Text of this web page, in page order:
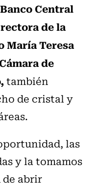
Central
de la
María Teresa
de
también
de cristal y
las
y la tomamos
abrir